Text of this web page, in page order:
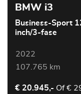
BMW i3
Business-Sport
inch/3-fase
2022
107.765 km
€ 20.945,- Of€